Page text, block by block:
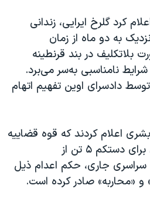
کرد گلرخ ایرایی، زندانی
به دو ماه از زمان
بلاتکلیف در بند قرنطینه
نامناسبی به‌سر می‌برد.
دادسرای اوین تفهیم اتهام
اعلام کردند که قوه قضاییه
جمهوری اسلامی، تاکنون برای دستکم ۵ تن از
سراسری جاری، حکم اعدام ذیل
«محاربه» صادر کرده است.